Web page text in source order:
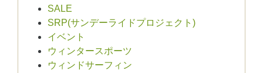
SALE
SRP(サンデーライドプロジェクト)
イベント
ウィンタースポーツ
ウィンドサーフィン